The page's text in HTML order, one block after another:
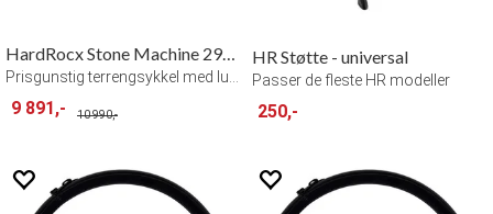
HardRocx Stone Machine 29R Air
9 891,- 10 990,-
HR Støtte - universal
Passer de fleste HR modeller
250,-